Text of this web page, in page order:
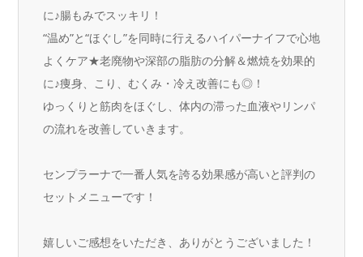
に♪腸もみでスッキリ！
“温め”と“ほぐし”を同時に行えるハイパーナイフで心地
よくケア★老廃物や深部の脂肪の分解＆燃焼を効果的
に♪痩身、こり、むくみ・冷え改善にも◎！
ゆっくりと筋肉をほぐし、体内の滞った血液やリンパ
の流れを改善していきます。
センプラーナで一番人気を誇る効果感が高いと評判の
セットメニューです！
嬉しいご感想をいただき、ありがとうございました！